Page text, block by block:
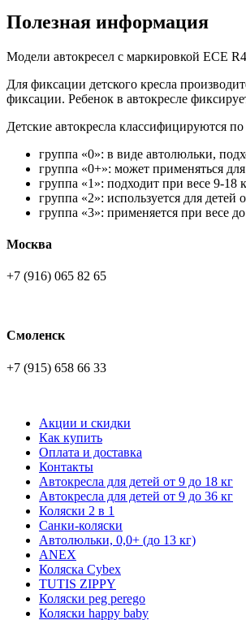
Полезная информация
Модели автокресел с маркировкой ECE
Для фиксации детского кресла
фиксации. Ребенок в автокресле
Детские автокресла классифицируются по
группа «0»: в виде автолюльки,
группа «0+»: может применяться
группа «1»: подходит при весе 9-18
группа «2»: используется для детей
группа «3»: применяется при весе до
Москва
+7 (916) 065 82 65
Смоленск
+7 (915) 658 66 33
Акции и скидки
Как купить
Оплата и доставка
Контакты
Автокресла для детей от 9 до 18 кг
Автокресла для детей от 9 до 36 кг
Коляски 2 в 1
Санки-коляски
Автолюльки, 0,0+ (до 13 кг)
ANEX
Коляска Cybex
TUTIS ZIPPY
Коляски peg perego
Коляски happy baby